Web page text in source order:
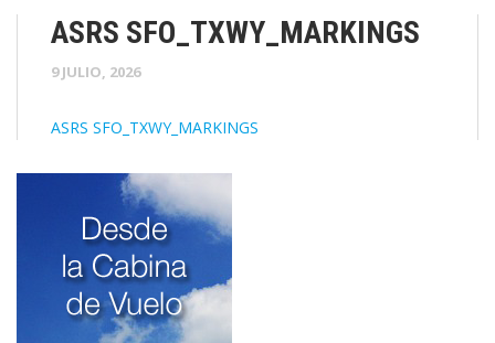
ASRS SFO_TXWY_MARKINGS
9 JULIO, 2026
ASRS SFO_TXWY_MARKINGS